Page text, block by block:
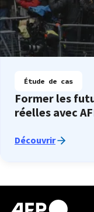
Étude de cas
Former les
réelles avec
Découvrir